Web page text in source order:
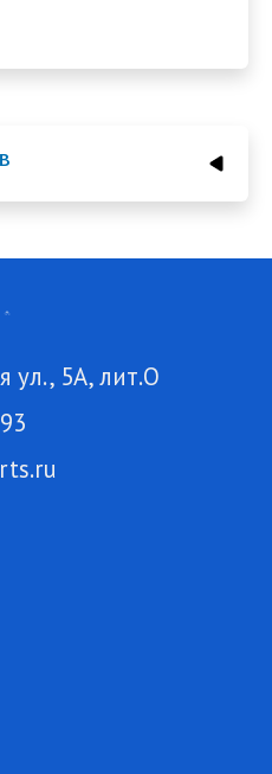
ул., 5А, лит.О